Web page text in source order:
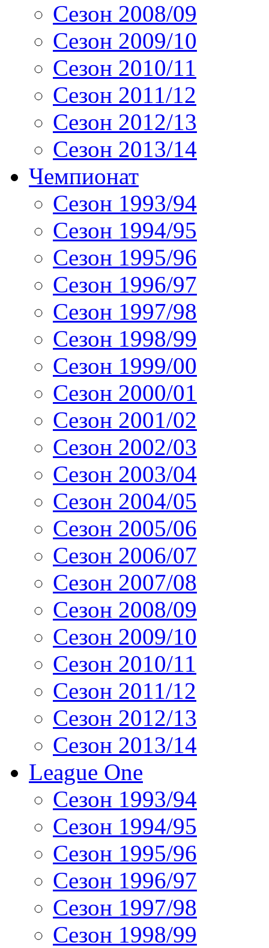
Сезон 2008/09
Сезон 2009/10
Сезон 2010/11
Сезон 2011/12
Сезон 2012/13
Сезон 2013/14
Чемпионат
Сезон 1993/94
Сезон 1994/95
Сезон 1995/96
Сезон 1996/97
Сезон 1997/98
Сезон 1998/99
Сезон 1999/00
Сезон 2000/01
Сезон 2001/02
Сезон 2002/03
Сезон 2003/04
Сезон 2004/05
Сезон 2005/06
Сезон 2006/07
Сезон 2007/08
Сезон 2008/09
Сезон 2009/10
Сезон 2010/11
Сезон 2011/12
Сезон 2012/13
Сезон 2013/14
League One
Сезон 1993/94
Сезон 1994/95
Сезон 1995/96
Сезон 1996/97
Сезон 1997/98
Сезон 1998/99